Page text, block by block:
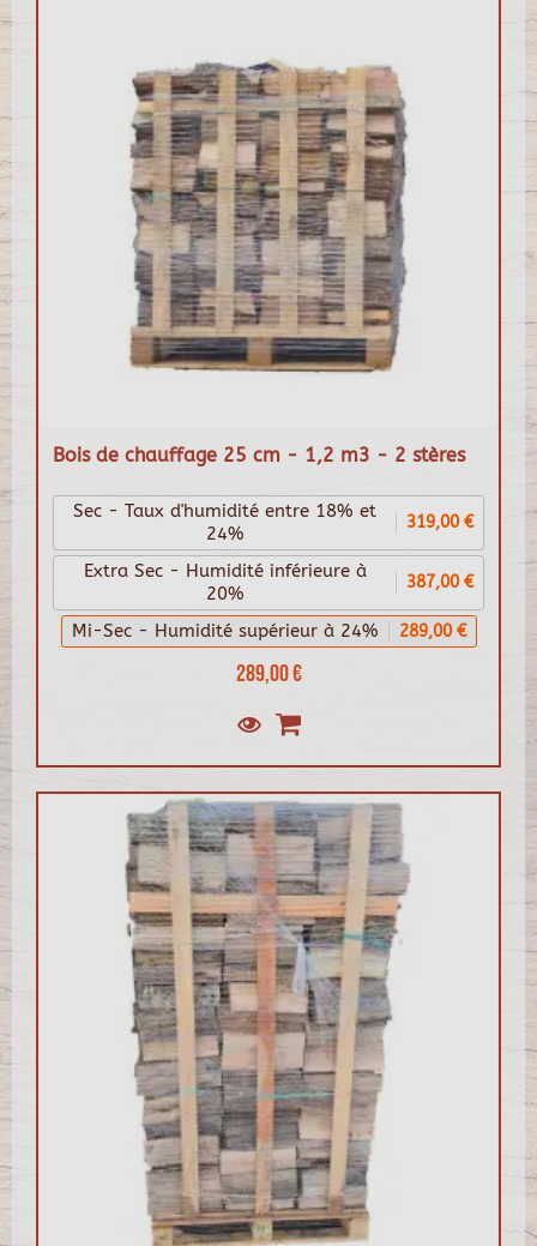
Bois de chauffage 25 cm - 1,2 m3 - 2 stères
289,00 €
Sec - Taux d'humidité entre 18% et
24%
319,00 €
Extra Sec - Humidité inférieure à
20%
387,00 €
Mi-Sec - Humidité supérieur à 24% 289,00 €